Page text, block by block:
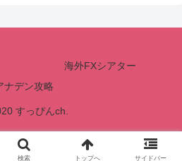
海外FXシアター
ナデン攻略
すっぴんch.
検索 トップへ サイドバー